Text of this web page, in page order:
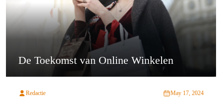
De Toekomst van Online Winkelen
Redactie May 17, 2024